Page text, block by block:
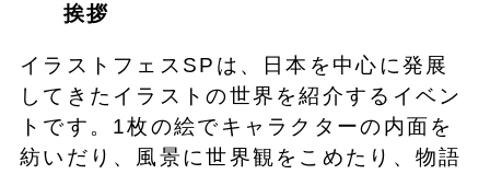
挨拶
イラストフェスSPは、日本を中心に発展
してきたイラストの世界を紹介するイベン
トです。1枚の絵でキャラクターの内面を
紡いだり、風景に世界観をこめたり、物語